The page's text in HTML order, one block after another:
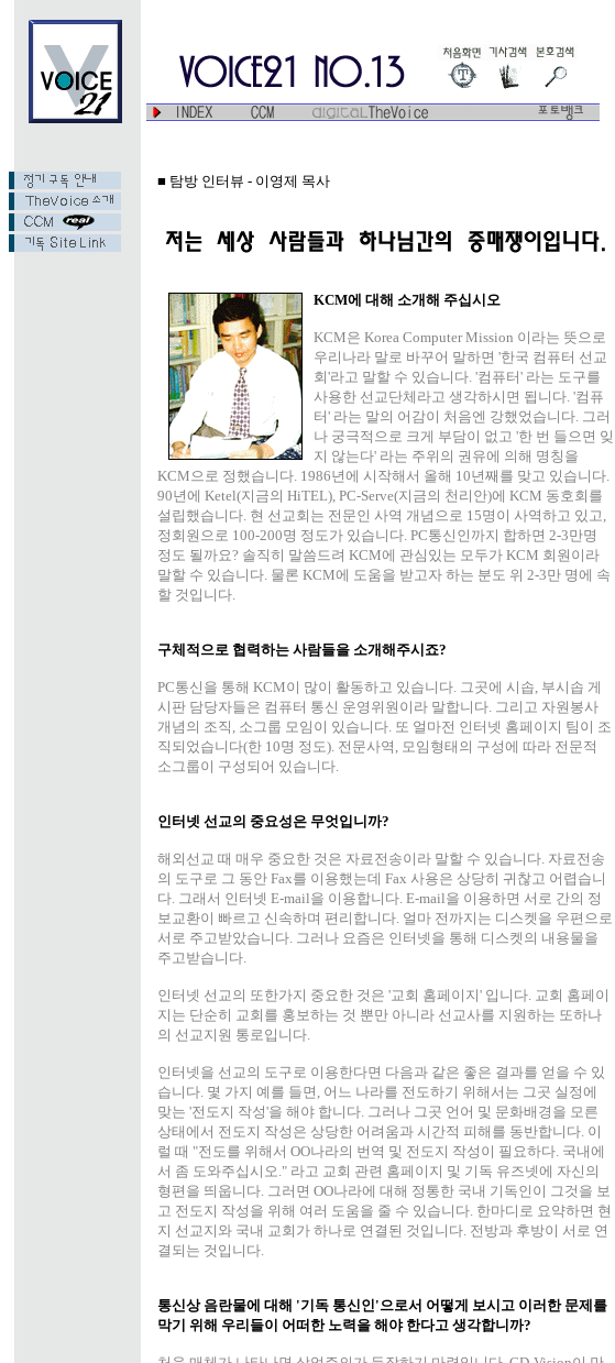
■ 탐방 인터뷰 - 이영제 목사
KCM에 대해 소개해 주십시오
KCM은 Korea Computer Mission 이라는 뜻으로
우리나라 말로 바꾸어 말하면 '한국 컴퓨터 선교
회'라고 말할 수 있습니다. '컴퓨터' 라는 도구를
사용한 선교단체라고 생각하시면 됩니다. '컴퓨
터' 라는 말의 어감이 처음엔 강했었습니다. 그러
나 궁극적으로 크게 부담이 없고 '한 번 들으면 잊
지 않는다' 라는 주위의 권유에 의해 명칭을
KCM으로 정했습니다. 1986년에 시작해서 올해 10년째를 맞고 있습니다.
90년에 Ketel(지금의 HiTEL), PC-Serve(지금의 천리안)에 KCM 동호회를
설립했습니다. 현 선교회는 전문인 사역 개념으로 15명이 사역하고 있고,
정회원으로 100-200명 정도가 있습니다. PC통신인까지 합하면 2-3만명
정도 될까요? 솔직히 말씀드려 KCM에 관심있는 모두가 KCM 회원이라
말할 수 있습니다. 물론 KCM에 도움을 받고자 하는 분도 위 2-3만 명에 속
할 것입니다.
구체적으로 협력하는 사람들을 소개해주시죠?
PC통신을 통해 KCM이 많이 활동하고 있습니다. 그곳에 시솝, 부시솝 게
시판 담당자들은 컴퓨터 통신 운영위원이라 말합니다. 그리고 자원봉사
개념의 조직, 소그룹 모임이 있습니다. 또 얼마전 인터넷 홈페이지 팀이 조
직되었습니다(한 10명 정도). 전문사역, 모임형태의 구성에 따라 전문적
소그룹이 구성되어 있습니다.
인터넷 선교의 중요성은 무엇입니까?
해외선교 때 매우 중요한 것은 자료전송이라 말할 수 있습니다. 자료전송
의 도구로 그 동안 Fax를 이용했는데 Fax 사용은 상당히 귀찮고 어렵습니
다. 그래서 인터넷 E-mail을 이용합니다. E-mail을 이용하면 서로 간의 정
보교환이 빠르고 신속하며 편리합니다. 얼마 전까지는 디스켓을 우편으로
서로 주고받았습니다. 그러나 요즘은 인터넷을 통해 디스켓의 내용물을
주고받습니다.
인터넷 선교의 또한가지 중요한 것은 '교회 홈페이지' 입니다. 교회 홈페이
지는 단순히 교회를 홍보하는 것 뿐만 아니라 선교사를 지원하는 또하나
의 선교지원 통로입니다.
인터넷을 선교의 도구로 이용한다면 다음과 같은 좋은 결과를 얻을 수 있
습니다. 몇 가지 예를 들면, 어느 나라를 전도하기 위해서는 그곳 실정에
맞는 '전도지 작성'을 해야 합니다. 그러나 그곳 언어 및 문화배경을 모른
상태에서 전도지 작성은 상당한 어려움과 시간적 피해를 동반합니다. 이
럴 때 "전도를 위해서 OO나라의 번역 및 전도지 작성이 필요하다. 국내에
서 좀 도와주십시오." 라고 교회 관련 홈페이지 및 기독 유즈넷에 자신의
형편을 띄웁니다. 그러면 OO나라에 대해 정통한 국내 기독인이 그것을 보
고 전도지 작성을 위해 여러 도움을 줄 수 있습니다. 한마디로 요약하면 현
지 선교지와 국내 교회가 하나로 연결된 것입니다. 전방과 후방이 서로 연
결되는 것입니다.
통신상 음란물에 대해 '기독 통신인'으로서 어떻게 보시고 이러한 문제를
막기 위해 우리들이 어떠한 노력을 해야 한다고 생각합니까?